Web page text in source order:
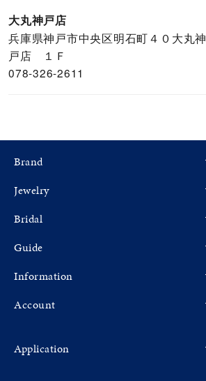
大丸神戸店
兵庫県神戸市中央区明石町４０大丸神
戸店 １Ｆ
078-326-2611
Brand
Jewelry
Bridal
Guide
Information
Account
Application